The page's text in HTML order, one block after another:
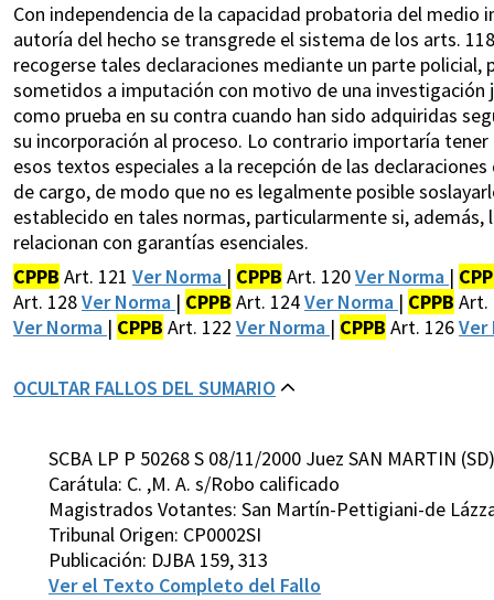
Con independencia de la capacidad probatoria del
autoría del hecho se transgrede el sistema de los arts.
recogerse tales declaraciones mediante un parte
sometidos a imputación con motivo de una
como prueba en su contra cuando han sido adquiridas
su incorporación al proceso. Lo contrario importaría
esos textos especiales a la recepción de las
de cargo, de modo que no es legalmente posible
establecido en tales normas, particularmente si,
relacionan con garantías esenciales.
CPPB Art. 121 Ver Norma | CPPB Art. 120Ver Norma |
Art. 128Ver Norma | CPPB Art. 124Ver Norma | CPPB Art.
Ver Norma | CPPB Art. 122 Ver Norma | CPPB Art. 126Ver
OCULTAR FALLOS DEL SUMARIO
SCBA LP P 50268 S 08/11/2000 Juez SAN MARTIN (SD)
Carátula: C. ,M. A. s/Robo calificado
Magistrados Votantes: San Martín-Pettigiani-de
Tribunal Origen: CP0002SI
Publicación: DJBA 159, 313
Ver el Texto Completo del Fallo